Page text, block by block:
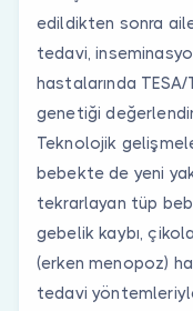
edildikten sonra
tedavi,
hastalarında TESA/
genetiği
Teknolojik
bebekte de yeni
tekrarlayan tüp
gebelik kaybı,
(erken menopoz)
tedavi